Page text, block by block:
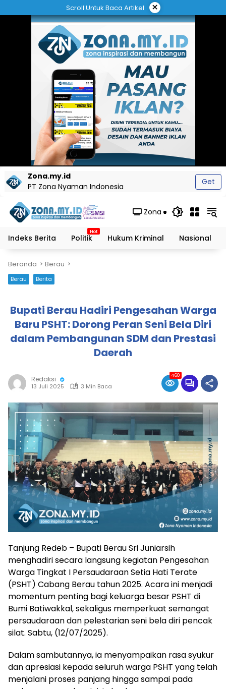
ke
Scroll Untuk Baca Artikel ×
Zona.my.id
PT Zona Nyaman Indonesia
Get
Zona
Indeks Berita Politik Hukum Kriminal Nasional
Beranda Berau
Berau Berita
Bupati Berau Hadiri Pengesahan Warga
Baru PSHT: Dorong Peran Seni Bela Diri
dalam Pembangunan SDM dan Prestasi
Daerah
Redaksi
13 Juli 2025 3 Min Baca
460
Tanjung Redeb – Bupati Berau Sri Juniarsih
menghadiri secara langsung kegiatan Pengesahan
Warga Tingkat I Persaudaraan Setia Hati Terate
(PSHT) Cabang Berau tahun 2025. Acara ini menjadi
momentum penting bagi keluarga besar PSHT di
Bumi Batiwakkal, sekaligus memperkuat semangat
persaudaraan dan pelestarian seni bela diri pencak
silat. Sabtu, (12/07/2025).
Dalam sambutannya, ia menyampaikan rasa syukur
dan apresiasi kepada seluruh warga PSHT yang telah
menjalani proses panjang hingga sampai pada